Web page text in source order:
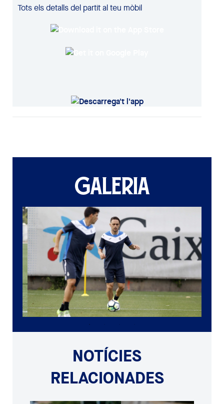
Tots els detalls del partit al teu mòbil
GALERIA
NOTÍCIES
RELACIONADES